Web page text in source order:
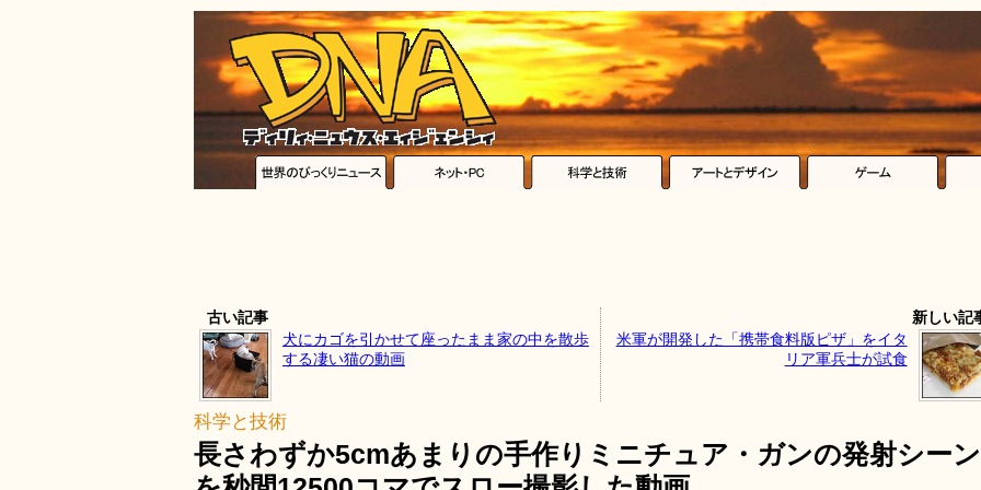
古い記事
犬にカゴを引かせて座ったまま家の中を散歩
する凄い猫の動画
新しい記
米軍が開発した「携帯食料版ピザ」をイタ
リア軍兵士が試食
科学と技術
長さわずか5cmあまりの手作りミニチュア・ガンの発射シーン